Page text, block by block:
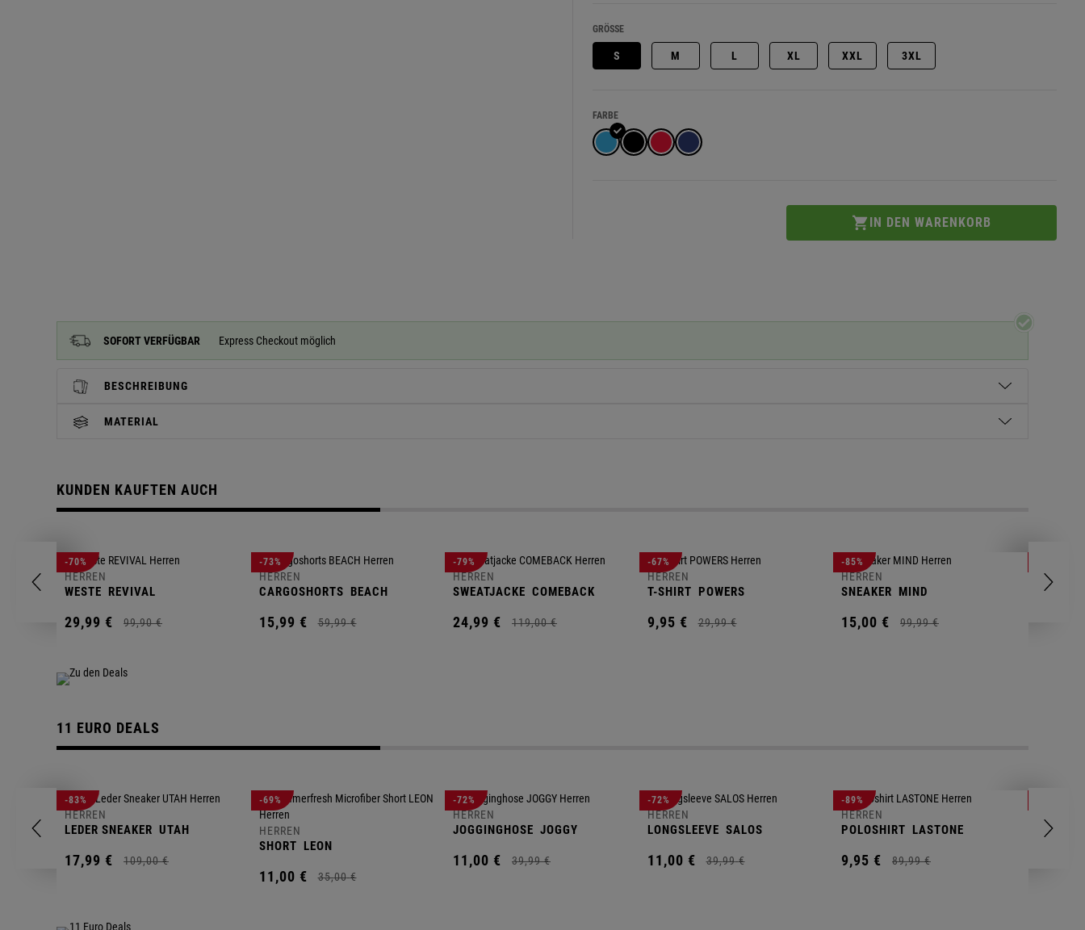
GRÖSSE
S M L XL XXL 3XL
FARBE
SOFORT VERFÜGBAR Express Checkout möglich
BESCHREIBUNG
MATERIAL
KUNDEN KAUFTEN AUCH
-70%
HERREN
WESTE REVIVAL
29,99 € 99,90 €
-73%
HERREN
CARGOSHORTS BEACH
15,99 € 59,99 €
-79%
HERREN
SWEATJACKE COMEBACK
24,99 € 119,00 €
-67%
HERREN
T-SHIRT POWERS
9,95 € 29,99 €
-85%
HERREN
SNEAKER MIND
15,00 € 99,99 €
11 EURO DEALS
-83%
HERREN
LEDER SNEAKER UTAH
17,99 € 109,00 €
-69%
HERREN
SHORT LEON
11,00 € 35,00 €
-72%
HERREN
JOGGINGHOSE JOGGY
11,00 € 39,99 €
-72%
HERREN
LONGSLEEVE SALOS
11,00 € 39,99 €
-89%
HERREN
POLOSHIRT LASTONE
9,95 € 89,99 €
SHORT